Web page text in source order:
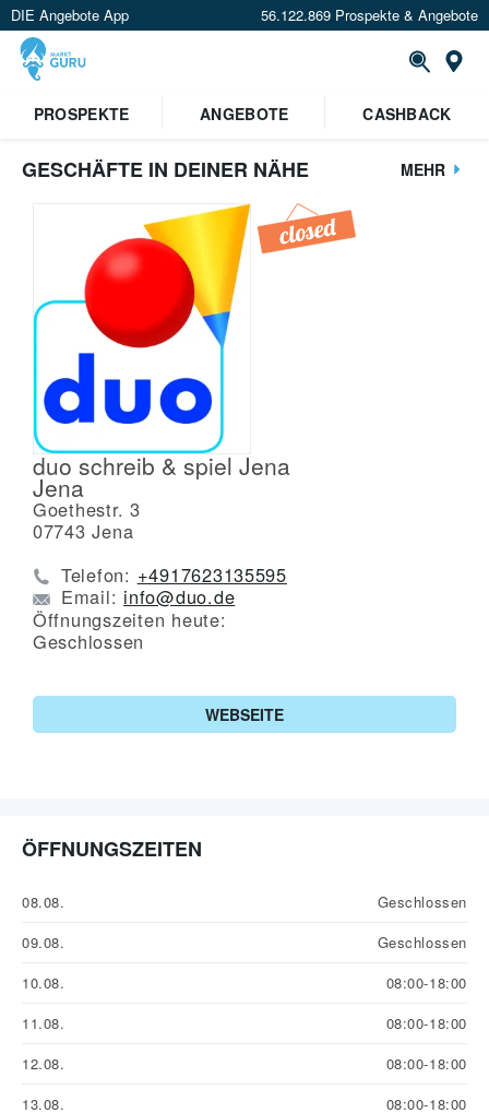
DIE Angebote App 56.122.869 Prospekte & Angebote
PROSPEKTE
ANGEBOTE CASHBACK
GESCHÄFTE IN DEINER NÄHE MEHR
duo schreib & spiel Jena
Jena
Goethestr. 3
07743 Jena
Telefon: +4917623135595
Email: info@duo.de
Öffnungszeiten heute:
Geschlossen
WEBSEITE
ÖFFNUNGSZEITEN
08.08.
Geschlossen
09.08.
Geschlossen
10.08.
08:00-18:00
11.08.
08:00-18:00
12.08.
08:00-18:00
13.08.
08:00-18:00